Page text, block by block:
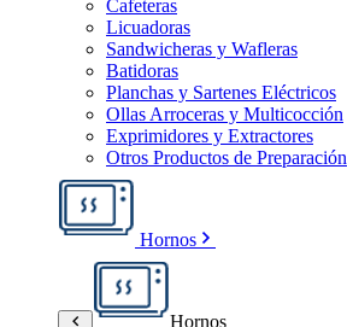
Cafeteras
Licuadoras
Sandwicheras y Wafleras
Batidoras
Planchas y Sartenes Eléctricos
Ollas Arroceras y Multicocción
Exprimidores y Extractores
Otros Productos de Preparación
Hornos
Hornos